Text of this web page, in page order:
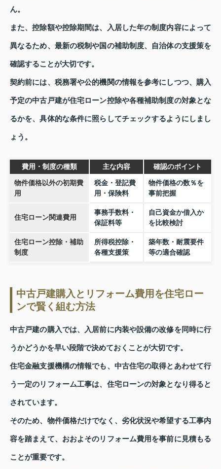
ん。
また、控除額や控除期間は、入居した年の制度内容によって
異なるため、最新の税制や国の補助制度、自治体の支援策を
確認することが大切です。
契約前には、税務署や公的機関の情報を参考にしつつ、購入
予定の中古戸建が住宅ローン控除や各種補助制度の対象とな
るかを、具体的な条件に照らしてチェックするようにしまし
ょう。
費用・制度の種類 主な内容 確認のポイント
物件価格以外の初期費
用
税金・登記費
用・保険料
物件価格の数％を
事前把握
住宅ローン関連費用
事務手数料・
保証料等
自己資金か借入か
を比較検討
住宅ローン控除・補助
制度
所得税控除・
各種支援策
築年数・耐震要件
等の適合確認
中古戸建購入とリフォーム費用を住宅ロー
ンで賢く組む方法
中古戸建の購入では、入居前に内装や設備の改修を同時に行
うかどうかを早い段階で決めておくことが大切です。
住宅金融支援機構の情報でも、中古住宅の取得とあわせて行
う一定のリフォーム工事は、住宅ローンの対象となり得ると
されています。
そのため、物件価格だけでなく、劣化状況や希望する工事内
容を踏まえて、おおよそのリフォーム費用を事前に見積もる
ことが重要です。